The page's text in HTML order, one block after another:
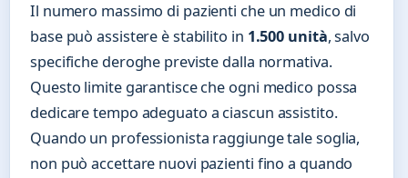
Il numero massimo di pazienti che un medico di
base può assistere è stabilito in 1.500 unità, salvo
specifiche deroghe previste dalla normativa.
Questo limite garantisce che ogni medico possa
dedicare tempo adeguato a ciascun assistito.
Quando un professionista raggiunge tale soglia,
non può accettare nuovi pazienti fino a quando